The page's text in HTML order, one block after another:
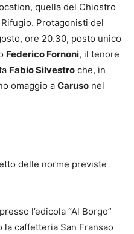
quella del Chiostro
Protagonisti del
ore 20.30, posto unico
Federico Fornoni, il tenore
Fabio Silvestro che, in
omaggio a Caruso nel
delle norme previste
l’edicola “Al Borgo”
caffetteria San Fransao